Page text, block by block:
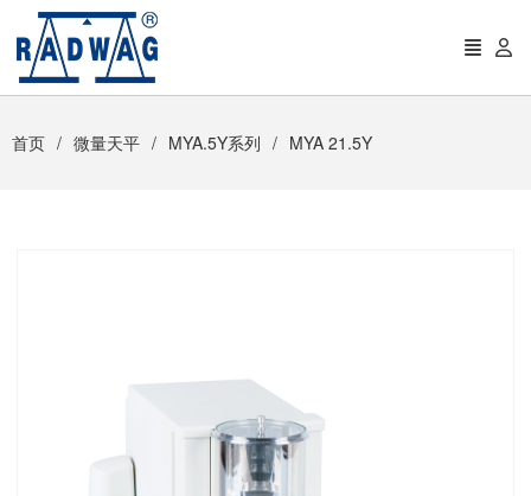
首页 微量天平 MYA.5Y系列 MYA 21.5Y